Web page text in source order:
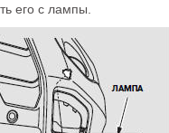
его с лампы.